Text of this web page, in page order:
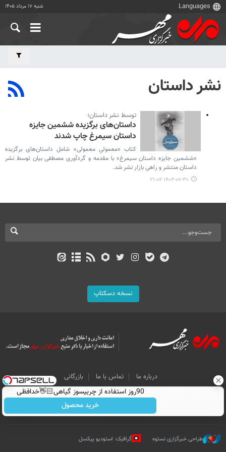
شنبه ۱۷ مرداد ۱۴۰۵
نشر داستان
توسط نشر داستان؛
داستان‌های برگزیده ششمین جایزه
داستان سیمرغ چاپ شدند
کتاب «معمولیِ معمولی» شامل داستان‌های برگزیده
«ششمین جایزه داستان سیمرغ» با مقدمه و گردآوری مصطفی بیان توسط نشر
داستان منتشر و راهی بازار نشر شد.
۱۴۰۲-۰۷-۳۰ ۲۱:۰۴
نسخه دسکتاپ
درباره ما تماس با ما
بازرگانی
All Content by Mehr News Agency is licensed under a Creative Commons
Attribution 4.0 International License.
طراحی خبرگزاری نستوه گرافیک: استودیو پیکسل
90روز استفاده از چربیسوز گیاهی👋🏻خدافظی
همیشگی با چاقی!خرید با تخفیف
خرید محصول